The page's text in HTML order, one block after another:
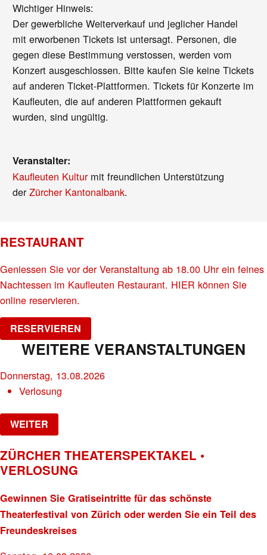
Wichtiger Hinweis:
Der gewerbliche Weiterverkauf und jeglicher Handel
mit erworbenen Tickets ist untersagt. Personen, die
gegen diese Bestimmung verstossen, werden vom
Konzert ausgeschlossen. Bitte kaufen Sie keine Tickets
auf anderen Ticket-Plattformen. Tickets für Konzerte im
Kaufleuten, die auf anderen Plattformen gekauft
wurden, sind ungültig.
Veranstalter:
Kaufleuten Kulturmit freundlichen Unterstützung
derZürcher Kantonalbank.
RESTAURANT
Geniessen Sie vor der Veranstaltung ab 18.00 Uhr ein feines
Nachtessen im Kaufleuten Restaurant. HIER können Sie
online reservieren.
RESERVIEREN
WEITERE VERANSTALTUNGEN
Donnerstag, 13.08.2026
Verlosung
WEITER
ZÜRCHER THEATERSPEKTAKEL •
VERLOSUNG
Gewinnen Sie Gratiseintritte für das schönste
Theaterfestival von Zürich oder werden Sie ein Teil des
Freundeskreises